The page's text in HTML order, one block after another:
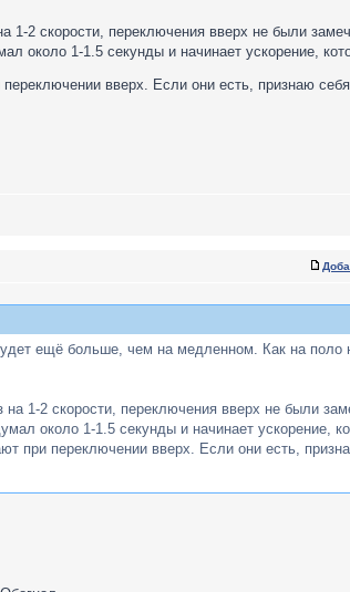
1-2 скорости, переключения вверх не были
около 1-1.5 секунды и начинает ускорение,
вверх. Если они есть, признаю
ещё больше, чем на медленном. Как на поло
1-2 скорости, переключения вверх не были
около 1-1.5 секунды и начинает ускорение,
при переключении вверх. Если они есть,